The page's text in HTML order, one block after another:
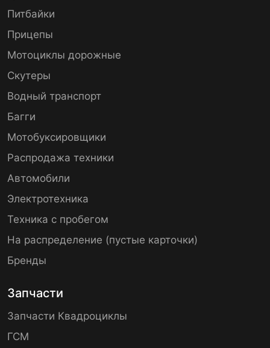
Питбайки
Прицепы
Мотоциклы дорожные
Скутеры
Водный транспорт
Багги
Мотобуксировщики
Распродажа техники
Автомобили
Электротехника
Техника с пробегом
На распределение (пустые карточки)
Бренды
Запчасти
Запчасти Квадроциклы
ГСМ